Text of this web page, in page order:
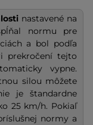
nastavené na
normu pre
a bol podľa
prekročení tejto
vypne.
silou môžete
je štandardne
25 km/h. Pokiaľ
normy a